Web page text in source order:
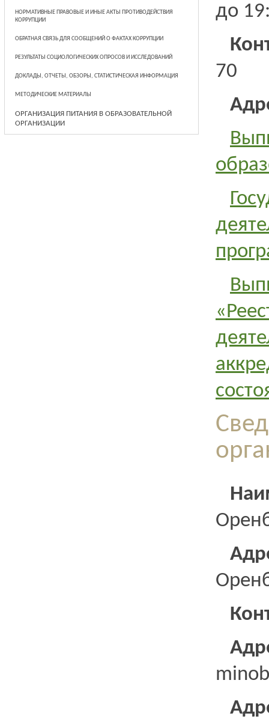
НОРМАТИВНЫЕ ПРАВОВЫЕ И ИНЫЕ АКТЫ ПРОТИВОДЕЙСТВИЯ
КОРРУПЦИИ
ОБРАТНАЯ СВЯЗЬ ДЛЯ СООБЩЕНИЙ О ФАКТАХ КОРРУПЦИИ
РЕЗУЛЬТАТЫ СОЦИОЛОГИЧЕСКИХ ОПРОСОВ И ИССЛЕДОВАНИЙ
ДОКЛАДЫ, ОТЧЕТЫ, ОБЗОРЫ, СТАТИСТИЧЕСКАЯ ИНФОРМАЦИЯ
МЕТОДИЧЕСКИЕ МАТЕРИАЛЫ
ОРГАНИЗАЦИЯ ПИТАНИЯ В ОБРАЗОВАТЕЛЬНОЙ
ОРГАНИЗАЦИИ
до
70